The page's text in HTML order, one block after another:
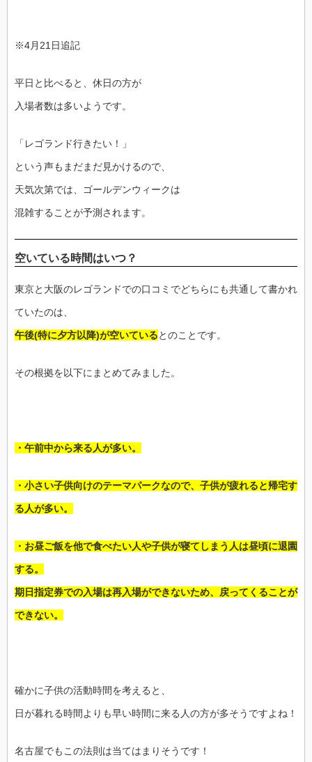
※4月21日追記
平日と比べると、休日の方が
入場者数は多いようです。
「レゴランド行きたい！」
という声もまだまだ見かけるので、
天気次第では、ゴールデンウィークは
混雑することが予測されます。
空いている時間はいつ？
東京と大阪のレゴランドでの口コミでどちらにも共通して書かれ
ていたのは、
午後(特に夕方以降)が空いているとのことです。
その根拠を以下にまとめてみました。
・午前中から来る人が多い。
・小さい子供向けのテーマパークなので、子供が疲れると帰宅す
る人が多い。
・お昼ご飯を他で食べたい人や子供が寝てしまう人は昼頃に退園
する。
期日指定券での入場は再入場ができないため、戻ってくることが
できない。
確かに子供の活動時間を考えると、
日が暮れる時間よりも早い時間に来る人の方が多そうですよね！
名古屋でもこの法則は当てはまりそうです！